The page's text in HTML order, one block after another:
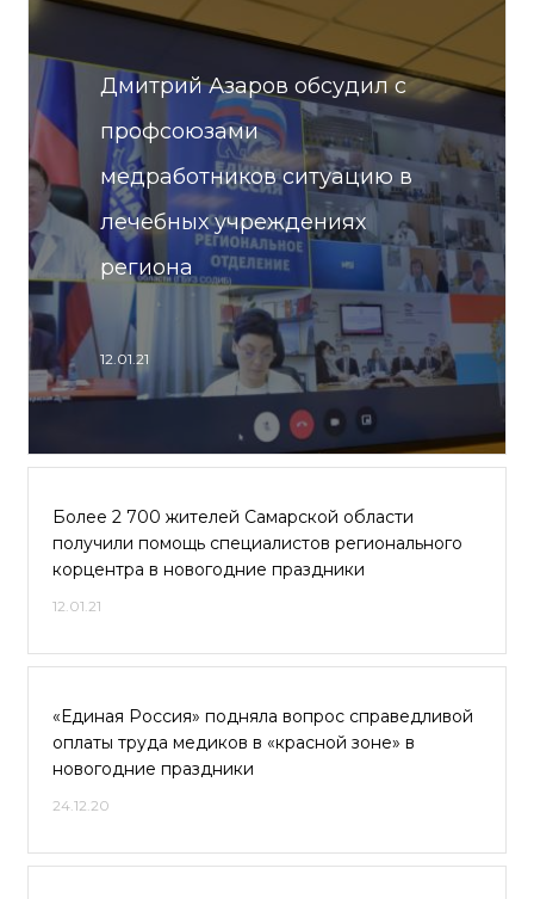
Дмитрий Азаров обсудил с
профсоюзами
медработников ситуацию в
лечебных учреждениях
региона
12.01.21
Более 2 700 жителей Самарской области
получили помощь специалистов регионального
корцентра в новогодние праздники
12.01.21
«Единая Россия» подняла вопрос справедливой
оплаты труда медиков в «красной зоне» в
новогодние праздники
24.12.20